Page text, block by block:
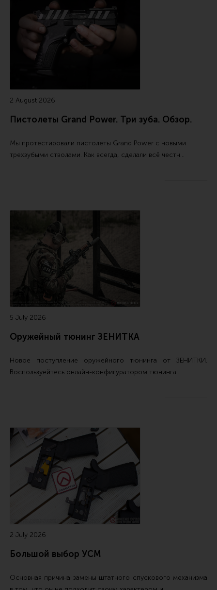
Все разделы
Мероприятия
2 August 2026
Пистолеты Grand Power. Три зуба. Обзор.
Мы протестировали пистолеты Grand Power с новыми
трехзубыми стволами. Как всегда, сделали всё честн…
5 July 2026
Оружейный тюнинг ЗЕНИТКА
Новое поступление оружейного тюнинга от ЗЕНИТКИ.
Воспользуейтесь онлайн-конфигуратором тюнинга…
2 July 2026
Большой выбор УСМ
Основная причина замены штатного спускового механизма